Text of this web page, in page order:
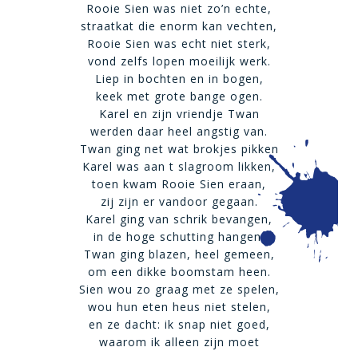
Rooie Sien was niet zo’n echte,
straatkat die enorm kan vechten,
Rooie Sien was echt niet sterk,
vond zelfs lopen moeilijk werk.
Liep in bochten en in bogen,
keek met grote bange ogen.
Karel en zijn vriendje Twan
werden daar heel angstig van.
Twan ging net wat brokjes pikken
Karel was aan t slagroom likken,
toen kwam Rooie Sien eraan,
zij zijn er vandoor gegaan.
Karel ging van schrik bevangen,
in de hoge schutting hangen,
Twan ging blazen, heel gemeen,
om een dikke boomstam heen.
Sien wou zo graag met ze spelen,
wou hun eten heus niet stelen,
en ze dacht: ik snap niet goed,
waarom ik alleen zijn moet